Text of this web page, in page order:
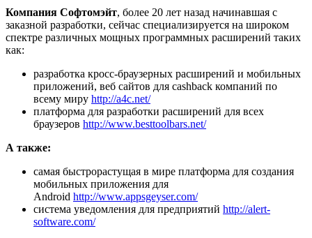
Компания Софтомэйт, более 20 лет назад начинавшая с
заказной разработки, сейчас специализируется на широком
спектре различных мощных программных расширений таких
как:
разработка кросс-браузерных расширений и мобильных
приложений, веб сайтов для cashback компаний по
всему миру http://a4c.net/
платформа для разработки расширений для всех
браузеров http://www.besttoolbars.net/
А также:
самая быстрорастущая в мире платформа для создания
мобильных приложения для
Android http://www.appsgeyser.com/
система уведомления для предприятий http://alert-
software.com/